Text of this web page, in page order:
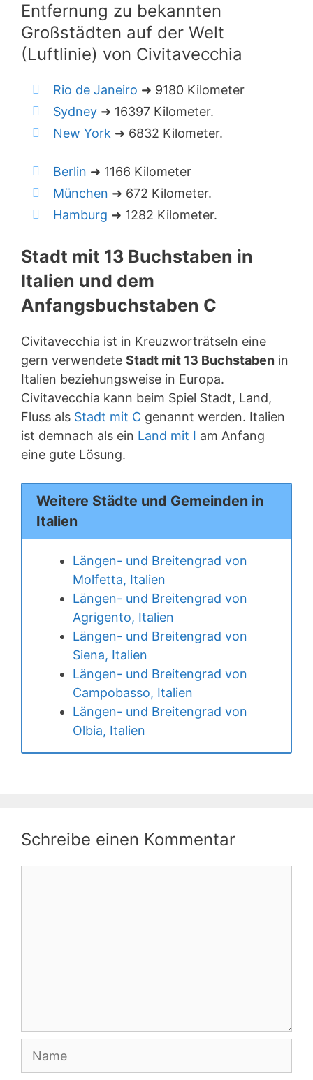
Entfernung zu bekannten
Großstädten auf der Welt
(Luftlinie) von Civitavecchia
Rio de Janeiro ➜ 9180 Kilometer
Sydney ➜ 16397 Kilometer.
New York ➜ 6832 Kilometer.
Berlin ➜ 1166 Kilometer
München ➜ 672 Kilometer.
Hamburg ➜ 1282 Kilometer.
Stadt mit 13 Buchstaben in
Italien und dem
Anfangsbuchstaben C
Civitavecchia ist in Kreuzworträtseln eine
gern verwendete Stadt mit 13 Buchstaben in
Italien beziehungsweise in Europa.
Civitavecchia kann beim Spiel Stadt, Land,
Fluss als Stadt mit C genannt werden. Italien
ist demnach als ein Land mit I am Anfang
eine gute Lösung.
Weitere Städte und Gemeinden in
Italien
Längen- und Breitengrad von
Molfetta, Italien
Längen- und Breitengrad von
Agrigento, Italien
Längen- und Breitengrad von
Siena, Italien
Längen- und Breitengrad von
Campobasso, Italien
Längen- und Breitengrad von
Olbia, Italien
Schreibe einen Kommentar